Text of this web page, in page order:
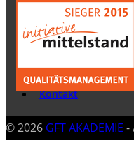
Partner
Philosophie &
Historie
Kontakt
© 2026 GFT AKADEMIE -